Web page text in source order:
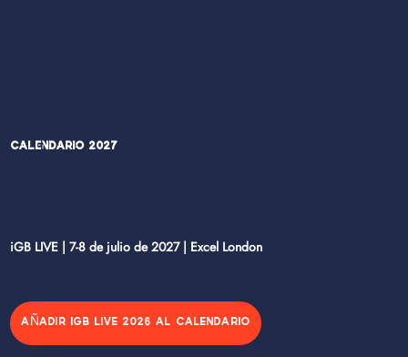
Calendario 2027
iGB LIVE | 7-8 de julio de 2027 | Excel London
AÑADIR IGB LIVE 2026 AL CALENDARIO